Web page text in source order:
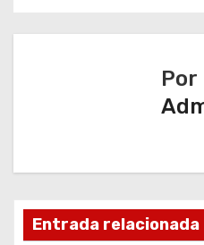
g
n
Por
Entrada relacionada